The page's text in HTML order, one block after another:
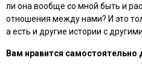
ли она вообще со мной быть и
отношения между нами? И это
а есть и другие истории с
Вам нравится самостоятельно